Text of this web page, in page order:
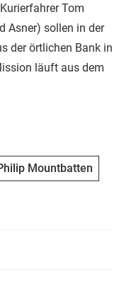
Tom
Asner) sollen in der
der örtlichen Bank in
läuft aus dem
Mountbatten